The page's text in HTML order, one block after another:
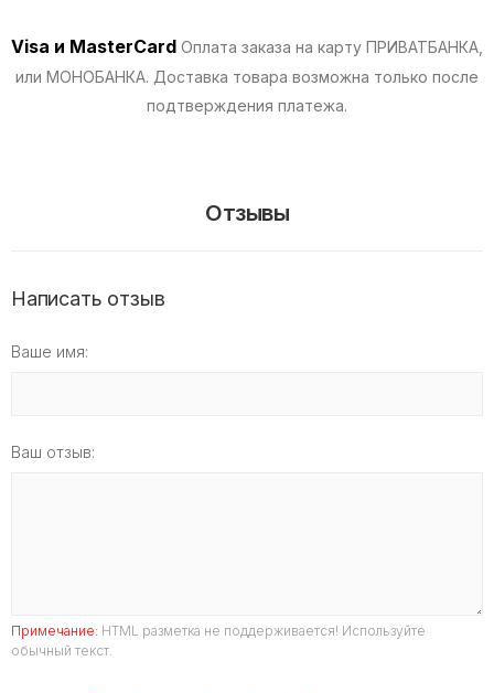
Visa и MasterCard Оплата заказа на карту ПРИВАТБАНКА,
или МОНОБАНКА. Доставка товара возможна только после
подтверждения платежа.
Отзывы
Написать отзыв
Ваше имя:
Ваш отзыв:
Примечание: HTML разметка не поддерживается! Используйте
обычный текст.